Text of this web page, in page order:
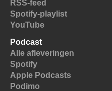
RSS-feed
Spotify-playlist
YouTube
Podcast
Alle afleveringen
Spotify
Apple Podcasts
Podimo